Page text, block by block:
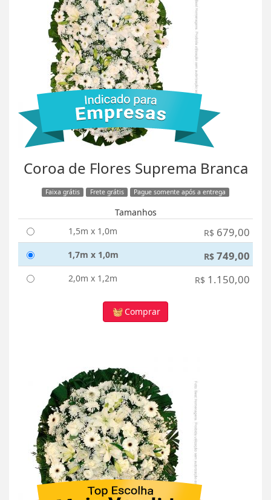
Coroa de Flores Suprema Branca
Faixa grátis Frete grátis Pague somente após a entrega
Tamanhos
1,5m x 1,0m
R$ 679,00
1,7m x 1,0m R$ 749,00
2,0m x 1,2m R$ 1.150,00
Comprar